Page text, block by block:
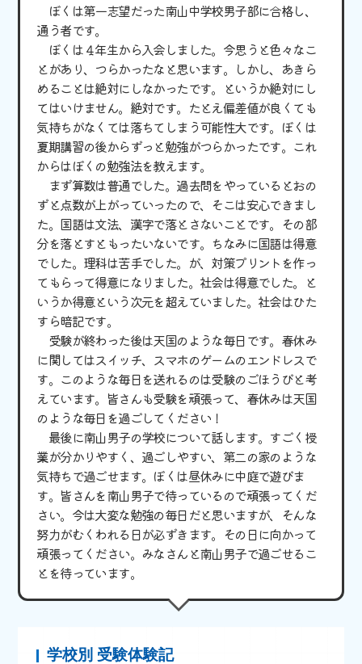
ぼくは第一志望だった南山中学校男子部に合格し、
通う者です。
ぼくは４年生から入会しました。今思うと色々なこ
とがあり、つらかったなと思います。しかし、あきら
めることは絶対にしなかったです。というか絶対にし
てはいけません。絶対です。たとえ偏差値が良くても
気持ちがなくては落ちてしまう可能性大です。ぼくは
夏期講習の後からずっと勉強がつらかったです。これ
からはぼくの勉強法を教えます。
まず算数は普通でした。過去問をやっているとおの
ずと点数が上がっていったので、そこは安心できまし
た。国語は文法、漢字で落とさないことです。その部
分を落とすともったいないです。ちなみに国語は得意
でした。理科は苦手でした。が、対策プリントを作っ
てもらって得意になりました。社会は得意でした。と
いうか得意という次元を超えていました。社会はひた
すら暗記です。
受験が終わった後は天国のような毎日です。春休み
に関してはスイッチ、スマホのゲームのエンドレスで
す。このような毎日を送れるのは受験のごほうびと考
えています。皆さんも受験を頑張って、春休みは天国
のような毎日を過ごしてください！
最後に南山男子の学校について話します。すごく授
業が分かりやすく、過ごしやすい、第二の家のような
気持ちで過ごせます。ぼくは昼休みに中庭で遊びま
す。皆さんを南山男子で待っているので頑張ってくだ
さい。今は大変な勉強の毎日だと思いますが、そんな
努力がむくわれる日が必ずきます。その日に向かって
頑張ってください。みなさんと南山男子で過ごせるこ
とを待っています。
学校別 受験体験記